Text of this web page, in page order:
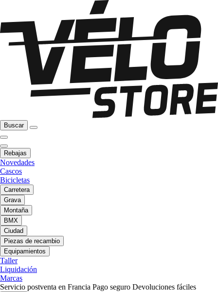
Buscar
Rebajas
Novedades
Cascos
Bicicletas
Carretera
Grava
Montaña
BMX
Ciudad
Piezas de recambio
Equipamientos
Taller
Liquidación
Marcas
Servicio postventa en Francia Pago seguro Devoluciones fáciles